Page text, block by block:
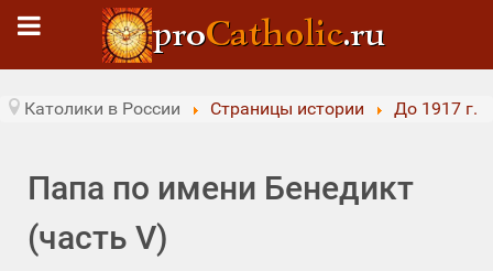
Католики в России Страницы истории До 1917 г.
Папа по имени Бенедикт
(часть V)